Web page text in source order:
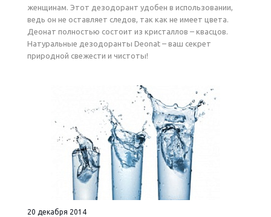
женщинам. Этот дезодорант удобен в использовании,
ведь он не оставляет следов, так как не имеет цвета.
Деонат полностью состоит из кристаллов – квасцов.
Натуральные дезодоранты Deonat – ваш секрет
природной свежести и чистоты!
20 декабря 2014